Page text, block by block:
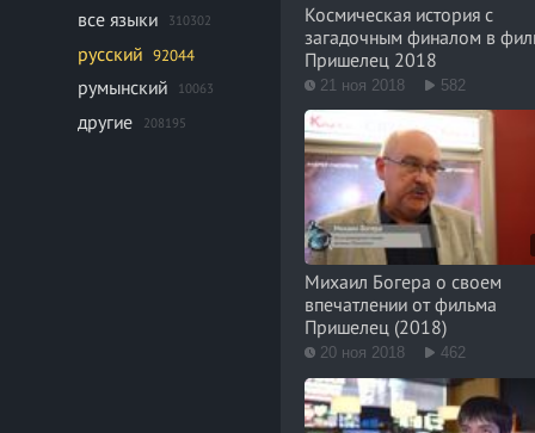
все языки 310302
русский 92044
румынский 10063
другие 208195
Космическая история с
загадочным финалом в
Пришелец 2018
21 ноя 2018 582
Михаил Богера о своем
впечатлении от фильма
Пришелец (2018)
20 ноя 2018 462